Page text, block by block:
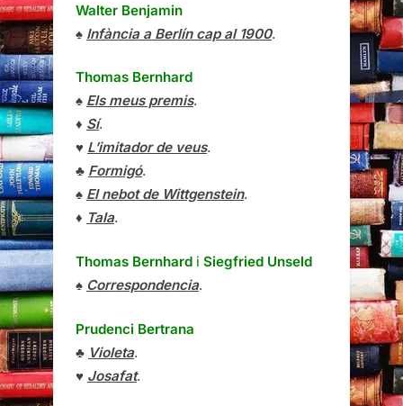
Walter Benjamin
♠ Infància a Berlín cap al 1900.
Thomas Bernhard
♠ Els meus premis.
♦ Sí.
♥ L’imitador de veus.
♣ Formigó.
♠ El nebot de Wittgenstein.
♦ Tala.
Thomas Bernhard i Siegfried Unseld
♠ Correspondencia.
Prudenci Bertrana
♣ Violeta.
♥ Josafat.